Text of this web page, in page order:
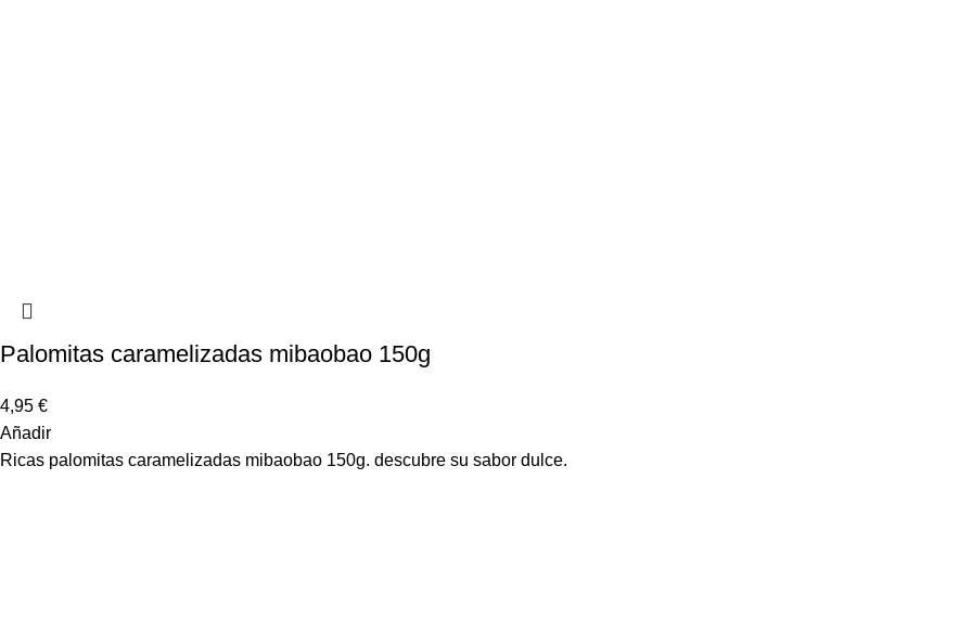
Palomitas caramelizadas mibaobao 150g
4,95 €
Añadir
Ricas palomitas caramelizadas mibaobao 150g. descubre su sabor dulce.